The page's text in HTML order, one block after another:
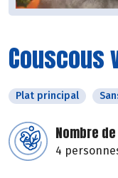
Couscous
Plat principal
Nombre
4